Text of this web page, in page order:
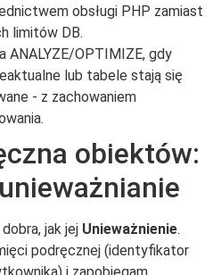
obsługi PHP zamiast
limitów DB.
ANALYZE/OPTIMIZE, gdy
lub tabele stają się
- z zachowaniem
obiektów:
jak jej Unieważnienie.
podręcznej (identyfikator